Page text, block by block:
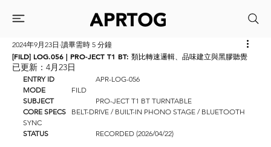
[FILD] LOG.056 | PRO-JECT T1 BT: 類比轉速邏輯、品味建立與黑膠聽覺
2024年9月23日 讀畢需時 5 分鐘
已更新： 4月23日
APR-LOG-056
FILD
SUBJECT PRO-JECT T1 BT TURNTABLE
BELT-DRIVE / BUILT-IN PHONO STAGE / BLUETOOTH
SYNC
RECORDED (2026/04/22)